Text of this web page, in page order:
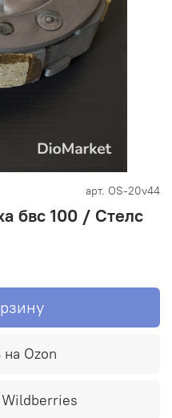
арт. OS-20v44
бвс 100 / Стелс
на Ozon
Wildberries